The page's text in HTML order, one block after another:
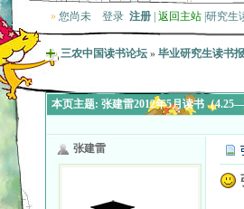
» 您尚未 登录 注册 返回主站 研究生
三农中国读书论坛 » 毕业研究生读书
本页主题: 张建雷2012年5月读书（
张建雷